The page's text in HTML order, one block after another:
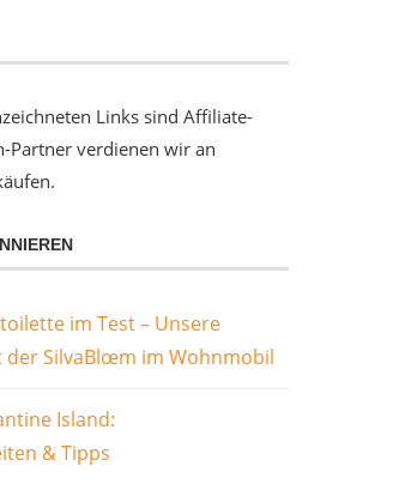
Links sind Affiliate-
Partner verdienen wir an
im Test – Unsere
der SilvaBlœm im Wohnmobil
Island:
& Tipps